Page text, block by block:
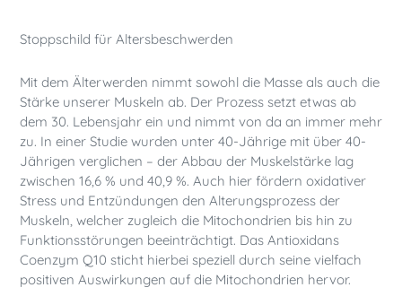
Stoppschild für Altersbeschwerden
Mit dem Älterwerden nimmt sowohl die Masse als auch die
Stärke unserer Muskeln ab. Der Prozess setzt etwas ab
dem 30. Lebensjahr ein und nimmt von da an immer mehr
zu. In einer Studie wurden unter 40-Jährige mit über 40-
Jährigen verglichen – der Abbau der Muskelstärke lag
zwischen 16,6 % und 40,9 %. Auch hier fördern oxidativer
Stress und Entzündungen den Alterungsprozess der
Muskeln, welcher zugleich die Mitochondrien bis hin zu
Funktionsstörungen beeinträchtigt. Das Antioxidans
Coenzym Q10 sticht hierbei speziell durch seine vielfach
positiven Auswirkungen auf die Mitochondrien hervor.